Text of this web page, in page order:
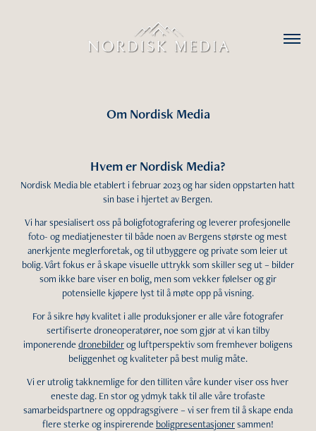
Om Nordisk Media
Hvem er Nordisk Media?
Nordisk Media ble etablert i februar 2023 og har siden oppstarten hatt
sin base i hjertet av Bergen.
Vi har spesialisert oss på boligfotografering og leverer profesjonelle
foto- og media­tjenester til både noen av Bergens største og mest
anerkjente meglerforetak, og til utbyggere og private som leier ut
bolig. Vårt fokus er å skape visuelle uttrykk som skiller seg ut – bilder
som ikke bare viser en bolig, men som vekker følelser og gir
potensielle kjøpere lyst til å møte opp på visning.
For å sikre høy kvalitet i alle produksjoner er alle våre fotografer
sertifiserte droneoperatører, noe som gjør at vi kan tilby
imponerende dronebilderog luftperspektiv som fremhever boligens
beliggenhet og kvaliteter på best mulig måte.
Vi er utrolig takknemlige for den tilliten våre kunder viser oss hver
eneste dag. En stor og ydmyk takk til alle våre trofaste
samarbeidspartnere og oppdragsgivere – vi ser frem til å skape enda
flere sterke og inspirerende boligpresentasjonersammen!